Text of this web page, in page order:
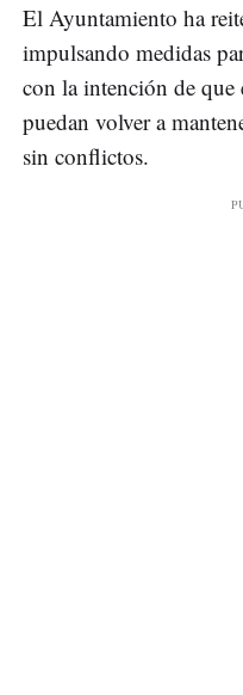
El Ayuntamiento ha
impulsando medidas
con la intención de que
puedan volver a
sin conflictos.